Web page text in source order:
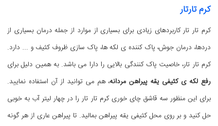
کرم تارتار
کرم تار تار کاربردهای زیادی برای بسیاری از موارد از جمله درمان بسیاری از
دردها، درمان جوش، پاک کننده ی لکه ها، پاک سازی ظروف کثیف و ... دارد.
کرم تار تار، خاصیت پاک کنندگی بالایی را دارا می باشد. به همین دلیل برای
رفع لکه ی کثیفی یقه پیراهن مردانه، هم می توانید از آن استفاده نمایید.
برای این منظور سه قاشق چای خوری کرم تار تار را در چهار لیتر آب به خوبی
حل کنید و بر روی محل کثیفی یقه پیراهن بمالید. تا پیراهن عاری از هر گونه